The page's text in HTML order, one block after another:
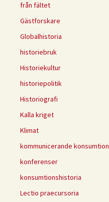
från fältet
Gästforskare
Globalhistoria
historiebruk
Historiekultur
historiepolitik
Historiografi
Kalla kriget
Klimat
kommunicerande konsumtion
konferenser
konsumtionshistoria
Lectio praecursoria